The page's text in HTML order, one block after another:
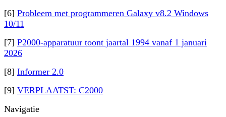
[6] Probleem met programmeren Galaxy v8.2 Windows
10/11
[7] P2000-apparatuur toont jaartal 1994 vanaf 1 januari
2026
[8] Informer 2.0
[9] VERPLAATST: C2000
Navigatie